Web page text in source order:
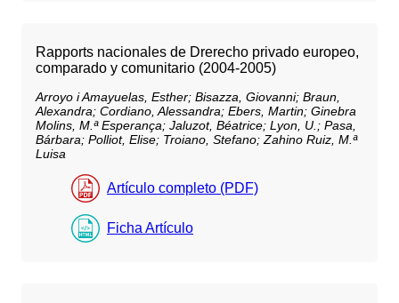
Rapports nacionales de Drerecho privado europeo,
comparado y comunitario (2004-2005)
Arroyo i Amayuelas, Esther; Bisazza, Giovanni; Braun,
Alexandra; Cordiano, Alessandra; Ebers, Martin; Ginebra
Molins, M.ª Esperança; Jaluzot, Béatrice; Lyon, U.; Pasa,
Bárbara; Polliot, Elise; Troiano, Stefano;Zahino Ruiz, M.ª
Luisa
Artículo completo (PDF)
Ficha Artículo